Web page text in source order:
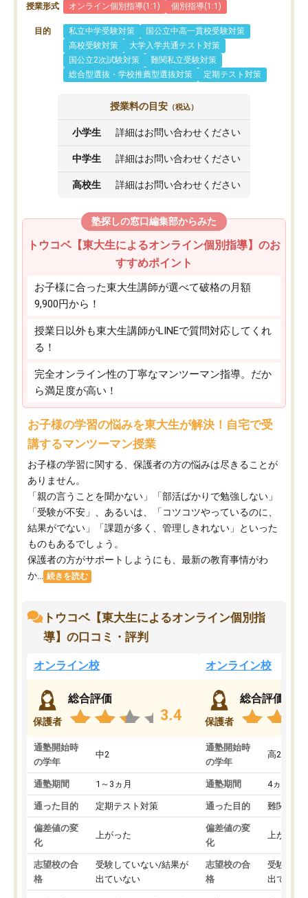
授業形式 オンライン個別指導(1:1) 個別指導(1:1)
目的 私立中学受験対策
国公立中高一貫校受験対策
高校受験対策
大学入学共通テスト対策
国公立2次試験対策
難関私立受験対策
総合型選抜・学校推薦型選抜対策
定期テスト対策
授業料の目安 （税込）
小学生 詳細はお問い合わせください
中学生 詳細はお問い合わせください
高校生 詳細はお問い合わせください
塾探しの窓口編集部からみた
トウコベ【東大生によるオンライン個別指導】のお
すすめポイント
お子様に合った東大生講師が選べて破格の月額
9,900円から！
授業日以外も東大生講師がLINEで質問対応してくれ
る！
完全オンライン性の丁寧なマンツーマン指導。だか
ら満足度が高い！
お子様の学習の悩みを東大生が解決！自宅で受
講するマンツーマン授業
お子様の学習に関する、保護者の方の悩みは尽きることが
ありません。
「親の言うことを聞かない」「部活ばかりで勉強しない」
「受験が不安」、あるいは、「コツコツやっているのに、
結果がでない」「課題が多く、管理しきれない」といった
ものもあるでしょう。
保護者の方がサポートしようにも、最新の教育事情がわ
か...
続きを読む
トウコベ【東大生によるオンライン個別指
導】の口コミ・評判
オンライン校
保護者
総合評価
3.4
通塾開始時
の学年
中2
通塾期間 1～3ヵ月
通った目的 定期テスト対策
偏差値の変
化
上がった
志望校の合
格
受験していない/結果が
出ていない
オンライン校
保護者
総合評価
通塾開始時
の学年
高2
通塾期間 4ヵ月～1
通った目的 難関私立
偏差値の変
化
上がった
志望校の合
格
受験して
出ていな